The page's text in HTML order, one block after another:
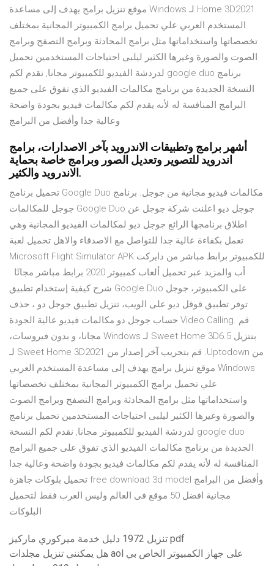
Home 3D2021 لـ Windows موقع تنزيل برامج يهدف إلى مساعدة
المستخدم العربي علي تحميل برامج الكمبيوتر المجانية بمختلف
تخصصاتها واستخداماتها مثل برامج المحادثة وبرامج التصفح وبرامج
الصوت والصورة وغيرها الكثير ليلبى احتياجات المستخدمين تحميل
برنامج google duo لدردشة الفيديو للكمبيوتر مجانا, نقدم لكم
النسخة الجديدة من برنامج مكالمات الفيديو الذي تفوق على جميع
البرامج المنافسة له لأنه يقدم لكم مكالمات فيديو بجودة واضحة
وعالية جدا وأفضل من البرامج
أشهر برامج وتطبيقات الاندرويد بآخر الاصدارات، برامج
اندرويد للتصوير وتعديل الصور وبرامج خاصة بحماية
الاندرويد والكثير.
تحميل برنامج Google Duo مكالمات فيديو مجانية من جوجل. برنامج
جوجل للمكالمات Google Duo جوجل ديو اعلنت شركة جوجل عن
اطلاق برنامجها الرائع جوجل ديو لمكالمات الفيديو المجانية وهي
تعمل بكفاءة عالية جدا للتواصل مع الاصدقاء والاهل تحميل لعبة
Microsoft Flight Simulator APK للكمبيوتر برابط مباشر من دايركت
أب والمزيد عبر تحميل ألعاب كمبيوتر 2020 برابط مباشر مجانًا .
شرح كيفية إستخدام تطبيق Google Duo على الكمبيوتر، جوجل
توفر تطبيق قوقل ديو على الويب، تنزيل تطبيق جوجل دو ، حذف
حساب جوجل دو مكالمات فيديو عالية الجودة Video Calling. ‫قم
بنتزيل Sweet Home 3D6.5 لـ Windows مجانا، و بدون فيروسات،
من Uptodown. قم بتجريب آخر إصدار من Sweet Home 3D2021 لـ
Windows موقع تنزيل برامج يهدف إلى مساعدة المستخدم العربي
علي تحميل برامج الكمبيوتر المجانية بمختلف تخصصاتها
واستخداماتها مثل برامج المحادثة وبرامج التصفح وبرامج الصوت
والصورة وغيرها الكثير ليلبى احتياجات المستخدمين تحميل برنامج
google duo لدردشة الفيديو للكمبيوتر مجانا, نقدم لكم النسخة
الجديدة من برنامج مكالمات الفيديو الذي تفوق على جميع البرامج
المنافسة له لأنه يقدم لكم مكالمات فيديو بجودة واضحة وعالية جدا
وأفضل من البرامج free download 3d model تحميل بلوكات جاهزة
مجانية افضل 50 موقع فى العالم وليس العرب فقط لتحميل
البلوكات
تنزيل 1972 دليل خدمة ميركوري ماركيز pdf
هل يمكنني تنزيل مجلدات aol على جهاز الكمبيوتر الخاص بي